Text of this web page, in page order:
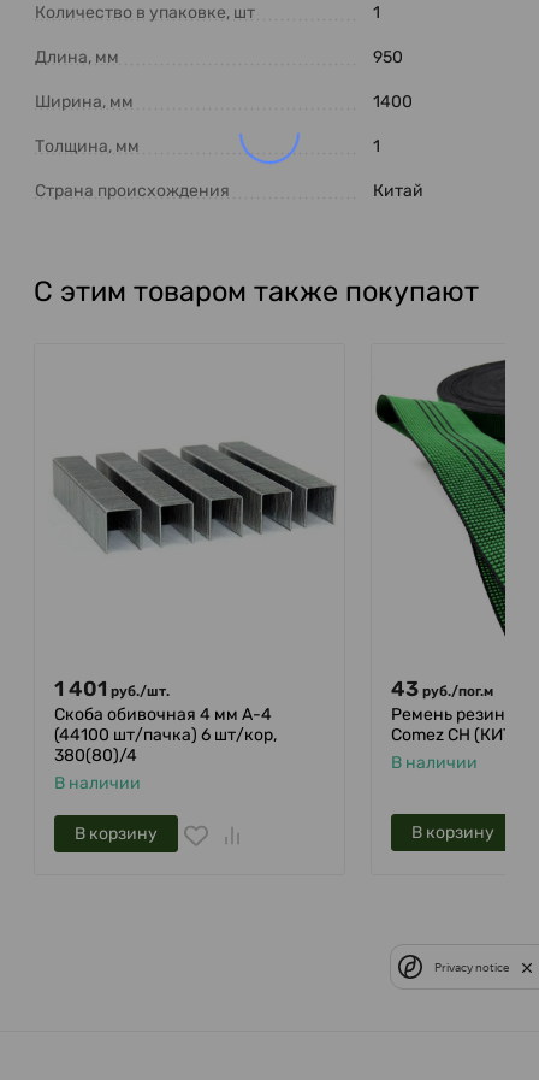
Количество в упаковке, шт 1
Длина, мм 950
Ширина, мм 1400
Толщина, мм 1
Страна происхождения Китай
С этим товаром также покупают
1 401 руб./шт.
Скоба обивочная 4 мм A-4
(44100 шт/пачка) 6 шт/кор,
380(80)/4
В наличии
В корзину
43 руб./пог.м
Ремень
Comez CH (КИТ)
В наличии
В корзину
Privacy notice